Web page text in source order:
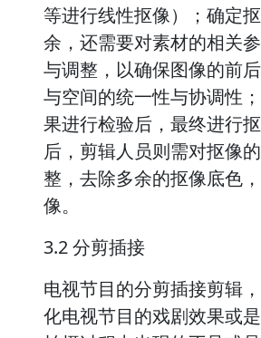
等进行线性抠像）；确定
余，还需要对素材的相关
与调整，以确保图像的前
与空间的统一性与协调性
果进行检验后，最终进行
后，剪辑人员则需对抠像
整，去除多余的抠像底色
像。
3.2 分剪插接
电视节目的分剪插接剪辑
化电视节目的戏剧效果或